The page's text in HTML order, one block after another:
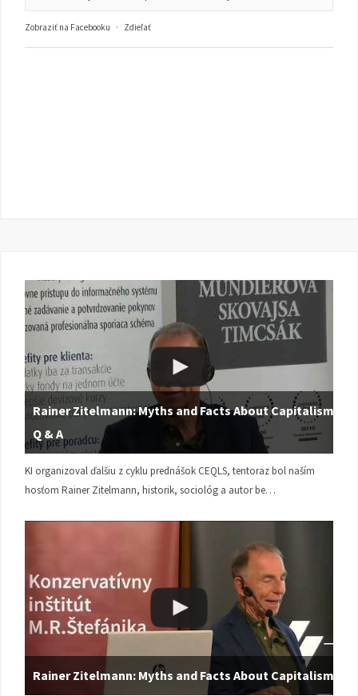
Zobraziť na Facebooku · Zdieľať
Rainer Zitelmann: Myths and Facts About Capitalism |
Q & A
KI organizoval ďalšiu z cyklu prednášok CEQLS, tentoraz bol naším
hosťom Rainer Zitelmann, historik, sociológ a autor be…
Rainer Zitelmann: Myths and Facts About Capitalism